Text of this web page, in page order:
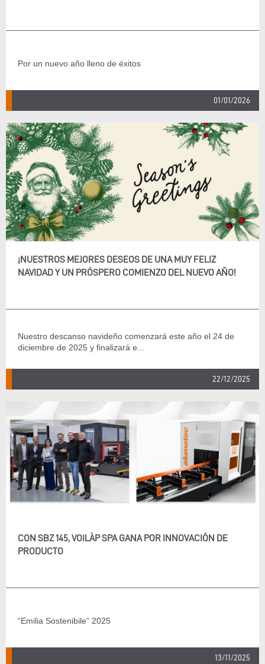
Por un nuevo año lleno de éxitos
01/01/2026
¡NUESTROS MEJORES DESEOS DE UNA MUY FELIZ
NAVIDAD Y UN PRÓSPERO COMIENZO DEL NUEVO AÑO!
Nuestro descanso navideño comenzará este año el 24 de
diciembre de 2025 y finalizará e...
22/12/2025
CON SBZ 145, VOILÀP SPA GANA POR INNOVACIÓN DE
PRODUCTO
“Emilia Sostenibile” 2025
13/11/2025